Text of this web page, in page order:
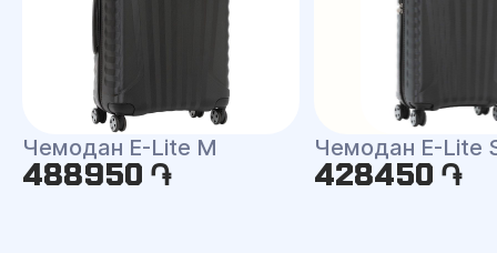
Чемодан E-Lite M
488950 ֏
Чемодан E-Lite
428450 ֏